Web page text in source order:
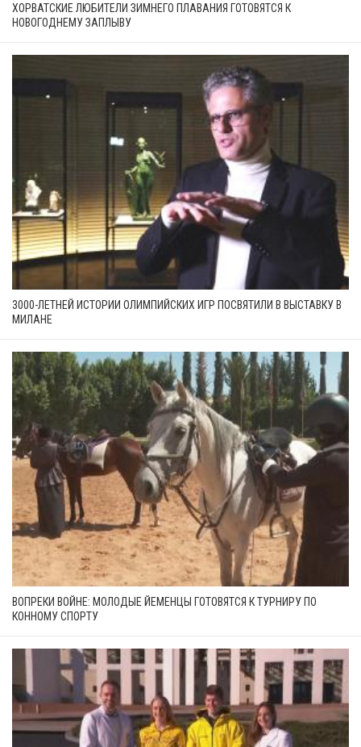
ХОРВАТСКИЕ ЛЮБИТЕЛИ ЗИМНЕГО ПЛАВАНИЯ ГОТОВЯТСЯ К
НОВОГОДНЕМУ ЗАПЛЫВУ
3000-ЛЕТНЕЙ ИСТОРИИ ОЛИМПИЙСКИХ ИГР ПОСВЯТИЛИ В ВЫСТАВКУ В
МИЛАНЕ
ВОПРЕКИ ВОЙНЕ: МОЛОДЫЕ ЙЕМЕНЦЫ ГОТОВЯТСЯ К ТУРНИРУ ПО
КОННОМУ СПОРТУ